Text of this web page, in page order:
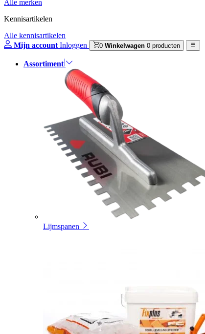
Alle merken
Kennisartikelen
Alle kennisartikelen
Mijn account Inloggen 0 Winkelwagen 0 producten
Assortiment
Lijmspanen